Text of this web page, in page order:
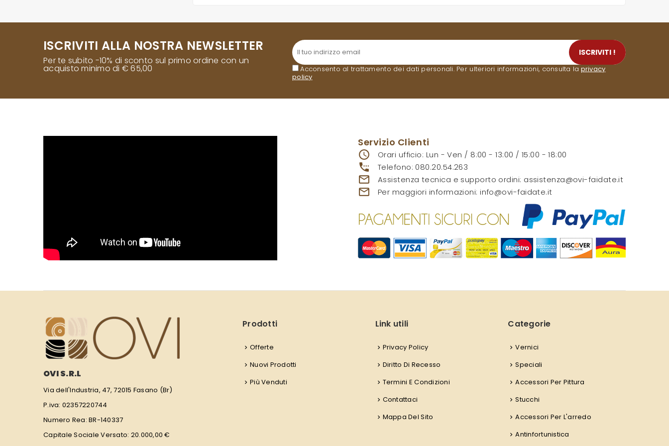
ISCRIVITI ALLA NOSTRA NEWSLETTER
Per te subito -10% di sconto sul primo ordine con un
acquisto minimo di € 65,00 Acconsento al trattamento dei dati personali. Per ulteriori informazioni, consulta la privacy
policy.
ISCRIVITI !
Servizio Clienti
access_time
Orari ufficio: Lun - Ven / 8:00 - 13:00 / 15:00 - 18:00
settings_phone Telefono:080.20.54.263
mail_outline Assistenza tecnica e supporto ordini: assistenza@ovi-faidate.it
mail_outline Per maggiori informazioni:info@ovi-faidate.it
OVI S.R.L
Via dell'Industria, 47, 72015 Fasano (Br)
P.iva: 02357220744
Numero Rea: BR-140337
Capitale Sociale Versato: 20.000,00 €
Prodotti
Offerte
Nuovi Prodotti
Più Venduti
Link utili
Privacy Policy
Diritto Di Recesso
Termini E Condizioni
Contattaci
Mappa Del Sito
Categorie
Vernici
Speciali
Accessori Per Pittura
Stucchi
Accessori Per L'arredo
Antinfortunistica